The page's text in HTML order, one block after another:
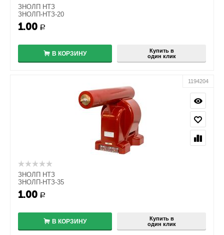
ЗНОЛП НТЗ
ЗНОЛП-НТЗ-20
1.00 Р
В КОРЗИНУ
Купить в
один клик
1194204
ЗНОЛП НТЗ
ЗНОЛП-НТЗ-35
1.00 Р
В КОРЗИНУ
Купить в
один клик